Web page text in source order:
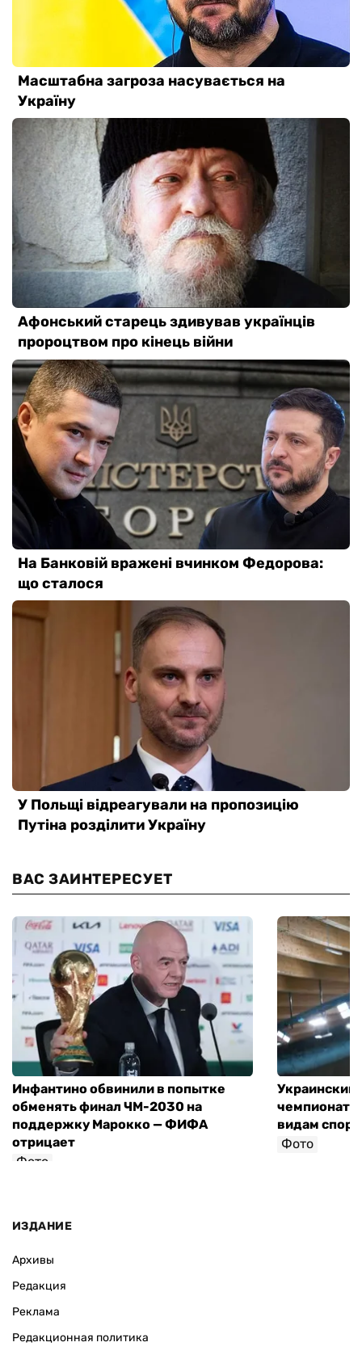
ВАС ЗАИНТЕРЕСУЕТ
Инфантино обвинили в попытке
обменять финал ЧМ-2030 на
поддержку Марокко — ФИФА
отрицает
Фото
Украинский
чемпионат
видам
Фото
ИЗДАНИЕ
Архивы
Редакция
Реклама
Редакционная политика